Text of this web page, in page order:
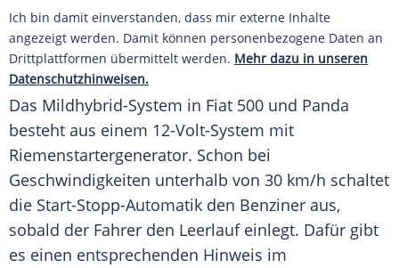
Ich bin damit einverstanden, dass mir externe Inhalte
angezeigt werden. Damit können personenbezogene Daten an
Drittplattformen übermittelt werden. Mehr dazu in unseren
Datenschutzhinweisen.
Das Mildhybrid-System in Fiat 500 und Panda
besteht aus einem 12-Volt-System mit
Riemenstartergenerator. Schon bei
Geschwindigkeiten unterhalb von 30 km/h schaltet
die Start-Stopp-Automatik den Benziner aus,
sobald der Fahrer den Leerlauf einlegt. Dafür gibt
es einen entsprechenden Hinweis im